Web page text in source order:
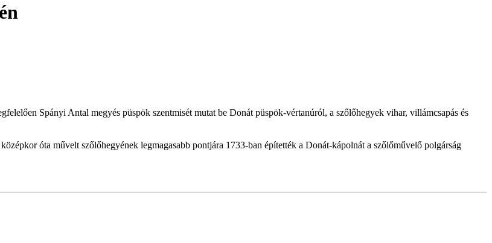
Spányi Antal megyés püspök szentmisét mutat be Donát püspök-vértanúról, a szőlőhegyek vihar, villámcsapás és
óta művelt szőlőhegyének legmagasabb pontjára 1733-ban építették a Donát-kápolnát a szőlőművelő polgárság